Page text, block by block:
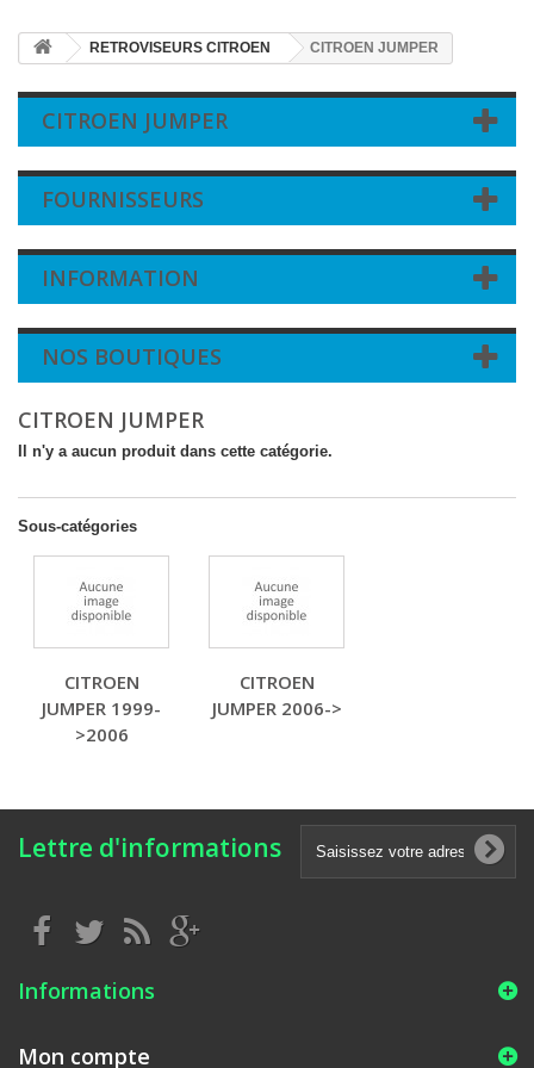
RETROVISEURS CITROEN CITROEN JUMPER
CITROEN JUMPER
FOURNISSEURS
INFORMATION
NOS BOUTIQUES
CITROEN JUMPER
Il n'y a aucun produit dans cette catégorie.
Sous-catégories
CITROEN
JUMPER 1999-
>2006
CITROEN
JUMPER 2006->
Lettre d'informations
Informations
Mon compte